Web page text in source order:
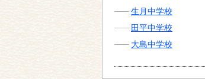
生月中学校
田平中学校
大島中学校